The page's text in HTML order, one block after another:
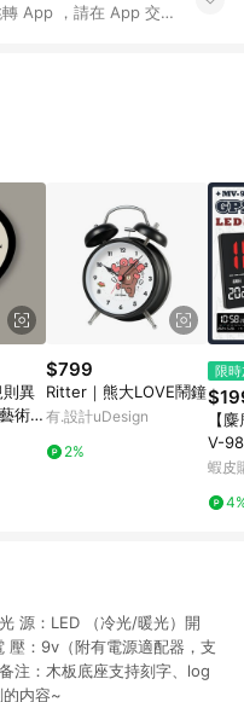
App ，請在 App 交
首購優惠，P coins，
6. APP 請更新至
卡，開館保證金，補
物站上之商品規格、
及購物車不符，以
。 10. 點數紅包使用規
LINE 購物前往 Pinkoi
，不符合導購資格；承
購物前往 Pinkoi 頁
異
術
壁掛
$799
Ritter｜熊大LOVE鬧鐘
有.設計uDesign
2%
限
【
V-
鬧鐘
鐘
蝦皮
源：LED （冷光/暖光）開
壓：9v（附有電源適配器，支
注：木板底座支持刻字、log
内容~